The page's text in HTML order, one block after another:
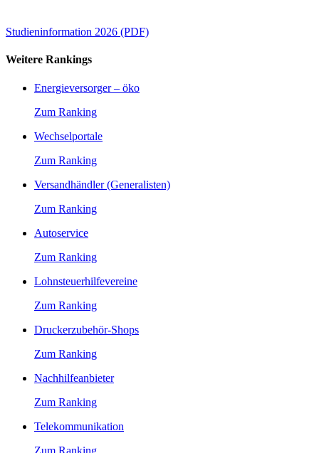
Studieninformation 2026 (PDF)
Weitere Rankings
Energieversorger – öko
Zum Ranking
Wechselportale
Zum Ranking
Versandhändler (Generalisten)
Zum Ranking
Autoservice
Zum Ranking
Lohnsteuerhilfevereine
Zum Ranking
Druckerzubehör-Shops
Zum Ranking
Nachhilfeanbieter
Zum Ranking
Telekommunikation
Zum Ranking